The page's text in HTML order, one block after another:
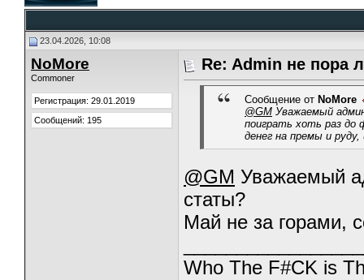
23.04.2026, 10:08
NoMore
Commoner
Регистрация: 29.01.2019
Сообщений: 195
Re: Admin не пора
Сообщение от NoMore
@GM Уважаемый
поиграть хоть раз
денег на премы и
@GM Уважаемый
статы?
Май не за горами,
Who The F#CK is